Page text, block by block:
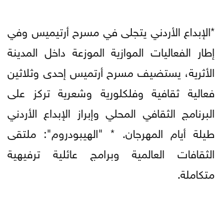
*الإبداع الأردني يتجلى في مسرح أرتيميس وفي
إطار الفعاليات الموازية الموزعة داخل المدينة
الأثرية، يستضيف مسرح أرتميس إحدى وثلاثين
فعالية ثقافية وفلكلورية وشعرية تركز على
البرنامج الثقافي المحلي وإبراز الإبداع الأردني
طيلة أيام المهرجان. * "الهيبودروم": ملتقى
الثقافات العالمية وبرامج عائلية ترفيهية
متكاملة.